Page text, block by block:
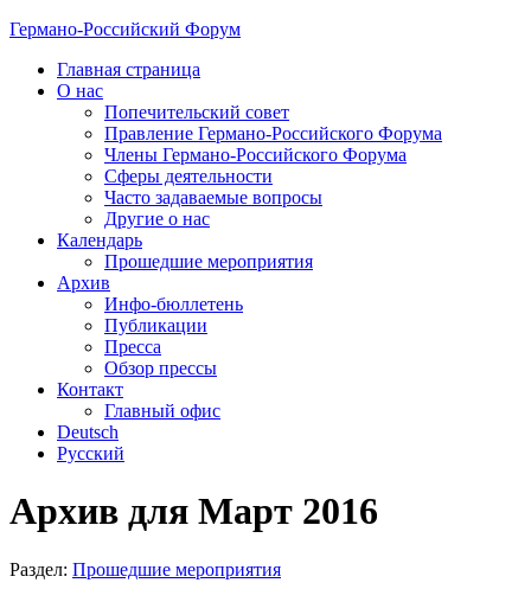
Германо-Российский Форум
Главная страница
О нас
Попечительский совет
Правление Германо-Российского Форума
Члены Германо-Российского Форума
Сферы деятельности
Часто задаваемые вопросы
Другие о нас
Календарь
Прошедшие мероприятия
Архив
Инфо-бюллетень
Публикации
Пресса
Обзор прессы
Контакт
Главный офис
Deutsch
Русский
Архив для Март 2016
Раздел: Прошедшие мероприятия